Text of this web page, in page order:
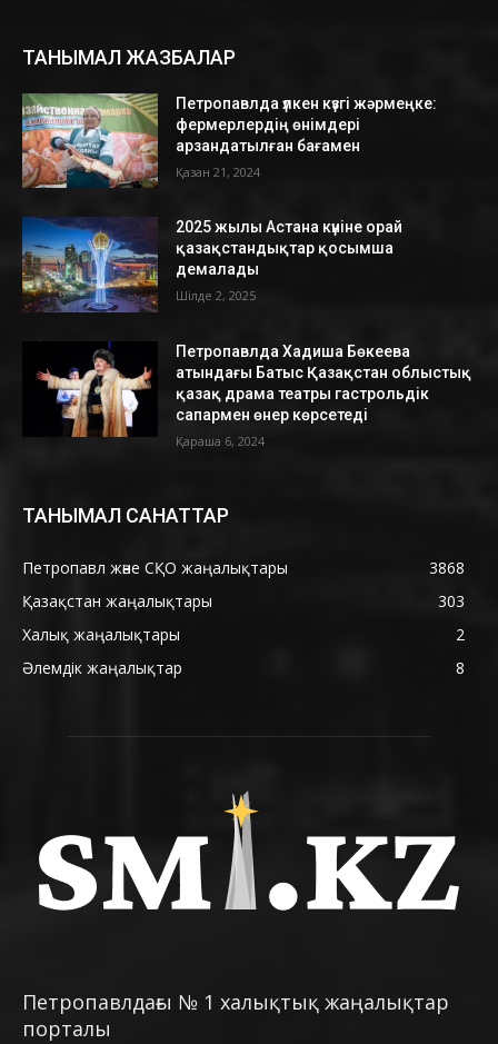
ТАНЫМАЛ ЖАЗБАЛАР
Петропавлда үлкен күзгі жәрмеңке:
фермерлердің өнімдері
арзандатылған бағамен
Қазан 21, 2024
2025 жылы Астана күніне орай
қазақстандықтар қосымша
демалады
Шілде 2, 2025
Петропавлда Хадиша Бөкеева
атындағы Батыс Қазақстан облыстық
қазақ драма театры гастрольдік
сапармен өнер көрсетеді
Қараша 6, 2024
ТАНЫМАЛ САНАТТАР
Петропавл және СҚО жаңалықтары
3868
Қазақстан жаңалықтары
303
Халық жаңалықтары
2
Әлемдік жаңалықтар
8
Петропавлдағы № 1 халықтық жаңалықтар
порталы